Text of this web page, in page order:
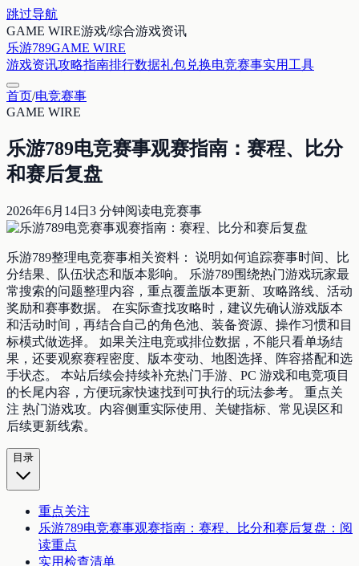
跳过导航
GAME WIRE游戏/综合游戏资讯
乐游789GAME WIRE
游戏资讯攻略指南排行数据礼包兑换电竞赛事实用工具
首页/电竞赛事
GAME WIRE
乐游789电竞赛事观赛指南：赛程、比分
和赛后复盘
2026年6月14日 3 分钟阅读电竞赛事
乐游789整理电竞赛事相关资料： 说明如何追踪赛事时间、比
分结果、队伍状态和版本影响。 乐游789围绕热门游戏玩家最
常搜索的问题整理内容，重点覆盖版本更新、攻略路线、活动
奖励和赛事数据。 在实际查找攻略时，建议先确认游戏版本
和活动时间，再结合自己的角色池、装备资源、操作习惯和目
标模式做选择。 如果关注电竞或排位数据，不能只看单场结
果，还要观察赛程密度、版本变动、地图选择、阵容搭配和选
手状态。 本站后续会持续补充热门手游、PC 游戏和电竞项目
的长尾内容，方便玩家快速找到可执行的玩法参考。 重点关
注 热门游戏攻。内容侧重实际使用、关键指标、常见误区和
后续更新线索。
目录
重点关注
乐游789电竞赛事观赛指南：赛程、比分和赛后复盘：阅
读重点
实用检查清单